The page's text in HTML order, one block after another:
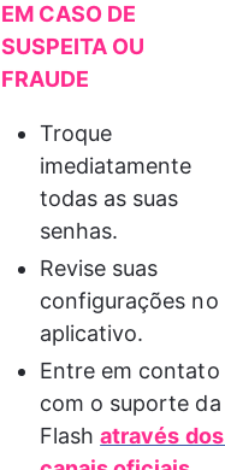
EM CASO DE
SUSPEITA OU
FRAUDE
Troque
imediatamente
todas as suas
senhas.
Revise suas
configurações no
aplicativo.
Entre em contato
com o suporte da
Flash através dos